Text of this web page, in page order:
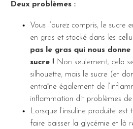
Deux problèmes :
Vous l’aurez compris, le sucre
en gras et stocké dans les
pas le gras qui nous donne
sucre ! Non seulement, cela
silhouette, mais le sucre (et
entraîne également de
inflammation dit problèmes de
Lorsque l’insuline produite
faire baisser la glycémie et là